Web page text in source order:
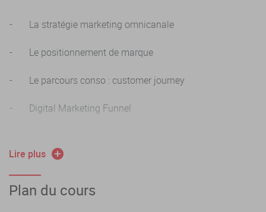
- La stratégie marketing omnicanale
- Le positionnement de marque
- Le parcours conso : customer journey
- Digital Marketing Funnel
- Marketing online/offline
Lire plus
Plan du cours